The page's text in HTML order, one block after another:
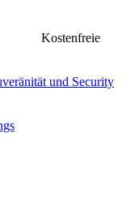
Kostenfreie
und Security